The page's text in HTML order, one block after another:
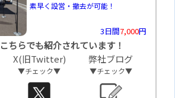
素早く設営・撤去が可能！
3日間7,000円
ちらでも紹介されています！
X(旧Twitter)
▼チェック▼
弊社ブログ
▼チェック▼